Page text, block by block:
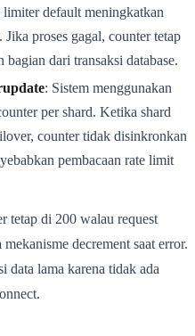
default meningkatkan
proses gagal, counter tetap
dari transaksi database.
: Sistem menggunakan
per shard. Ketika shard
counter tidak disinkronkan
pembacaan rate limit
tetap di 200 walau request
decrement saat error.
data lama karena tidak ada